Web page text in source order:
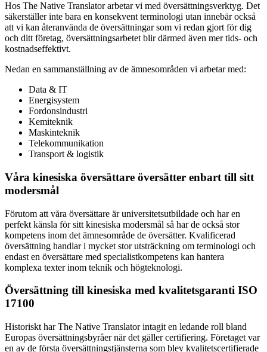
Hos The Native Translator arbetar vi med översättningsverktyg. Det
säkerställer inte bara en konsekvent terminologi utan innebär också
att vi kan återanvända de översättningar som vi redan gjort för dig
och ditt företag, översättningsarbetet blir därmed även mer tids- och
kostnadseffektivt.
Nedan en sammanställning av de ämnesområden vi arbetar med:
Data & IT
Energisystem
Fordonsindustri
Kemiteknik
Maskinteknik
Telekommunikation
Transport & logistik
Våra kinesiska översättare översätter enbart till sitt
modersmål
Förutom att våra översättare är universitetsutbildade och har en
perfekt känsla för sitt kinesiska modersmål så har de också stor
kompetens inom det ämnesområde de översätter. Kvalificerad
översättning handlar i mycket stor utsträckning om terminologi och
endast en översättare med specialistkompetens kan hantera
komplexa texter inom teknik och högteknologi.
Översättning till kinesiska med kvalitetsgaranti ISO
17100
Historiskt har The Native Translator intagit en ledande roll bland
Europas översättningsbyråer när det gäller certifiering. Företaget var
en av de första översättningstjänsterna som blev kvalitetscertifierade